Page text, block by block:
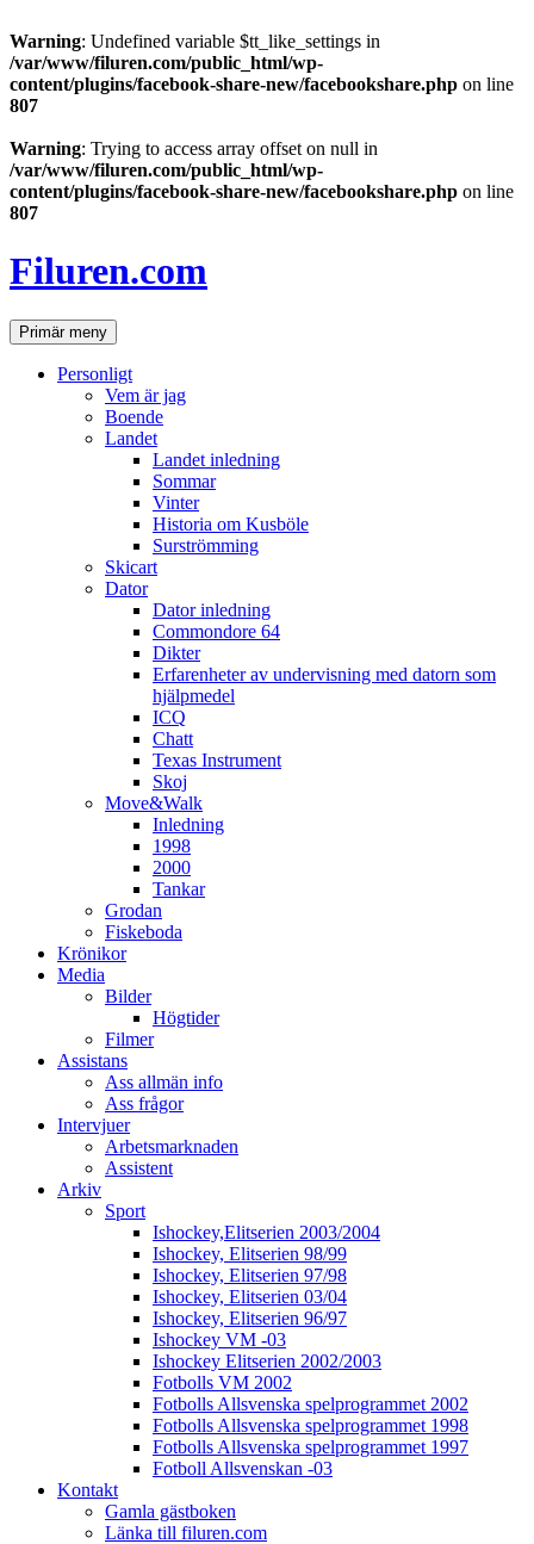
Warning: Undefined variable $tt_like_settings in
/var/www/filuren.com/public_html/wp-
content/plugins/facebook-share-new/facebookshare.php on line
807
Warning: Trying to access array offset on null in
/var/www/filuren.com/public_html/wp-
content/plugins/facebook-share-new/facebookshare.php on line
807
till
innehåll
Filuren.com
SökPrimär meny
Personligt
Vem är jag
Boende
Landet
Landet inledning
Sommar
Vinter
Historia om Kusböle
Surströmming
Skicart
Dator
Dator inledning
Commondore 64
Dikter
Erfarenheter av undervisning med datorn som
hjälpmedel
ICQ
Chatt
Texas Instrument
Skoj
Move&Walk
Inledning
1998
2000
Tankar
Grodan
Fiskeboda
Krönikor
Media
Bilder
Högtider
Filmer
Assistans
Ass allmän info
Ass frågor
Intervjuer
Arbetsmarknaden
Assistent
Arkiv
Sport
Ishockey,Elitserien 2003/2004
Ishockey, Elitserien 98/99
Ishockey, Elitserien 97/98
Ishockey, Elitserien 03/04
Ishockey, Elitserien 96/97
Ishockey VM -03
Ishockey Elitserien 2002/2003
Fotbolls VM 2002
Fotbolls Allsvenska spelprogrammet 2002
Fotbolls Allsvenska spelprogrammet 1998
Fotbolls Allsvenska spelprogrammet 1997
Fotboll Allsvenskan -03
Kontakt
Gamla gästboken
Länka till filuren.com